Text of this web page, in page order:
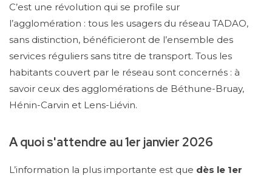
C’est une révolution qui se profile sur
l’agglomération : tous les usagers du réseau TADAO,
sans distinction, bénéficieront de l’ensemble des
services réguliers sans titre de transport. Tous les
habitants couvert par le réseau sont concernés : à
savoir ceux des agglomérations de Béthune-Bruay,
Hénin-Carvin et Lens-Liévin.
A quoi s'attendre au 1er janvier 2026
L’information la plus importante est que dès le 1er